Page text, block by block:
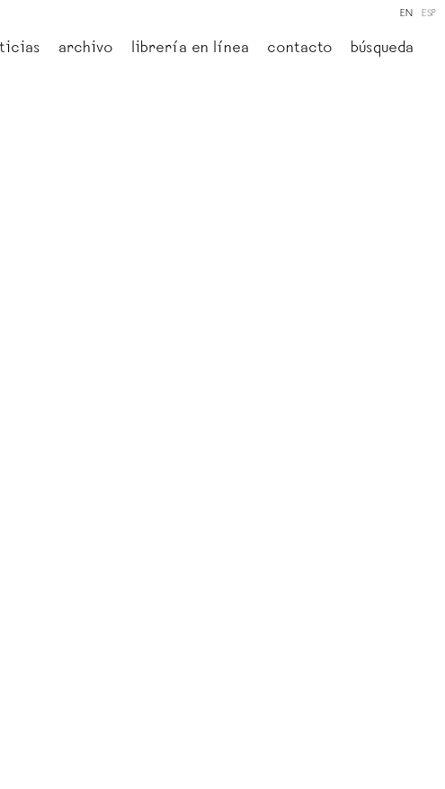
archivo librería en línea contacto búsqueda
EN ESP